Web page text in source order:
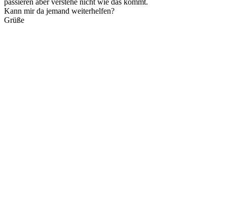
passieren aber verstehe nicht wie das kommt.
Kann mir da jemand weiterhelfen?
Grüße